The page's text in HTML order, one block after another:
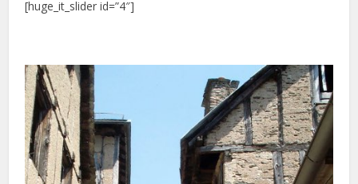
[huge_it_slider id=”4″]